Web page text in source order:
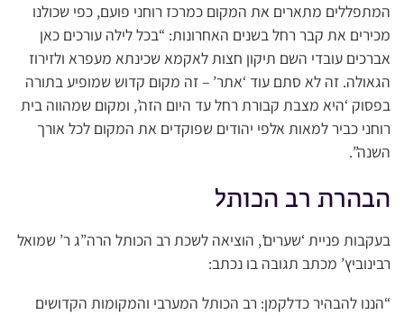
המתפללים מתארים את המקום כמרכז רוחני פועם, כפי שכולנו
מכירים את קבר רחל בשנים האחרונות: “בכל לילה עורכים כאן
אברכים עובדי השם תיקון חצות לאקמא שכינתא מעפרא ולזירוז
הגאולה. זה לא סתם עוד ‘אתר’ – זה מקום קדוש שמופיע בתורה
בפסוק ‘היא מצבת קבורת רחל עד היום הזה’, ומקום שמהווה בית
רוחני כביר למאות אלפי יהודים שפוקדים את המקום לכל אורך
השנה”.
הבהרת רב הכותל
בעקבות פניית ‘שערים’, הוציאה לשכת רב הכותל הרה”ג ר’ שמואל
רבינוביץ’ מכתב תגובה בו נכתב:
“הננו להבהיר כדלקמן: רב הכותל המערבי והמקומות הקדושים